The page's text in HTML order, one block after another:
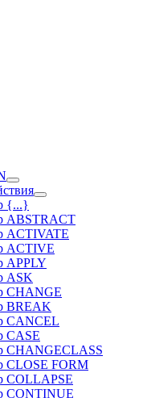
{...}
ABSTRACT
ACTIVATE
ACTIVE
APPLY
ASK
CHANGE
BREAK
CANCEL
CASE
CHANGECLASS
CLOSE FORM
COLLAPSE
CONTINUE